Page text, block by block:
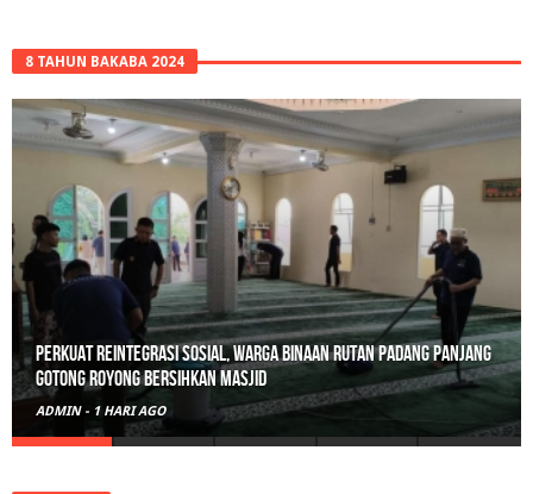
8 TAHUN BAKABA 2024
Polisi Sita 82 Paket Ganja Siap Edar di Tanah Datar
ADMIN - 3 HARI AGO